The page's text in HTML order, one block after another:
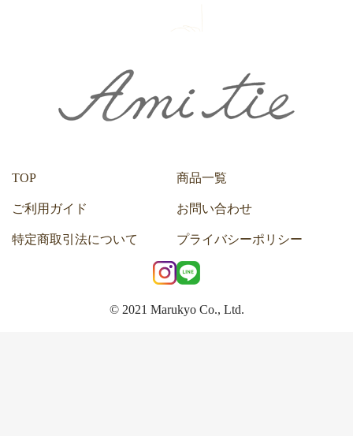
TOP 商品一覧
ご利用ガイド お問い合わせ
特定商取引法について プライバシーポリシー
© 2021 Marukyo Co., Ltd.